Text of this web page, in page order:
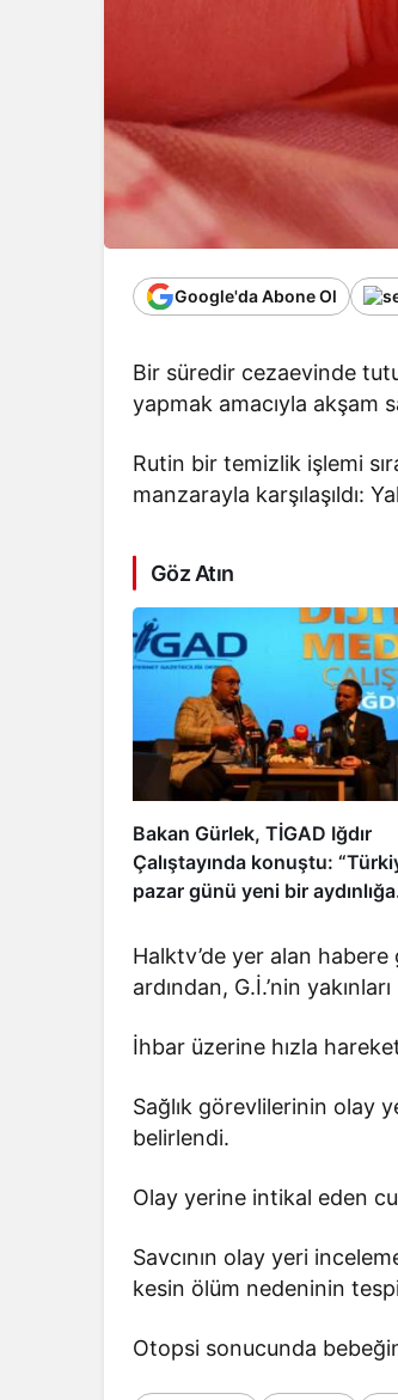
Google'da Abone Ol
Bir süredir cezaevinde
yapmak amacıyla akşam
Rutin bir temizlik işlemi
manzarayla karşılaşıldı:
Göz Atın
Bakan Gürlek, TİGAD Iğdır
Çalıştayında konuştu:
pazar günü yeni bir aydınlığa
Halktv’de yer alan
ardından, G.İ.’nin
İhbar üzerine hızla
Sağlık görevlilerinin olay
belirlendi.
Olay yerine intikal eden
Savcının olay yeri
kesin ölüm nedeninin
Otopsi sonucunda